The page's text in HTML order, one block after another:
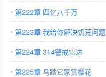
第222章 四亿八千万
第223章 我给你解决饥荒问题
第224章 314警戒雷达
第225章 马踏它家赏樱花